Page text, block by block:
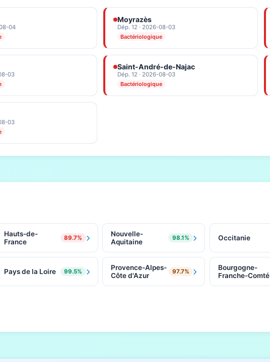
04
Moyrazès
Dép. 12 · 2026-08-03
Bactériologique
03
Saint-André-de-Najac
Dép. 12 · 2026-08-03
Bactériologique
03
Hauts-de-
France
89.7%
Nouvelle-
Aquitaine
98.1% Occitanie
Pays de la Loire 99.5%
Provence-Alpes-
Côte d'Azur
97.7%
Bourgogne-
Franche-Comté